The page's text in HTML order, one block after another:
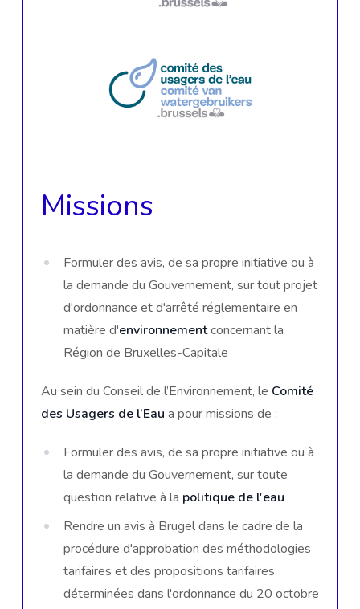
Missions
Formuler des avis, de sa propre initiative ou à
la demande du Gouvernement, sur tout projet
d'ordonnance et d'arrêté réglementaire en
matière d'environnementconcernant la
Région de Bruxelles-Capitale
Au sein du Conseil de l’Environnement, le Comité
des Usagers de l’Eau a pour missions de :
Formuler des avis, de sa propre initiative ou à
la demande du Gouvernement, sur toute
question relative à la politique de l'eau
Rendre un avis à Brugel dans le cadre de la
procédure d'approbation des méthodologies
tarifaires et des propositions tarifaires
déterminées dans l'ordonnance du 20 octobre